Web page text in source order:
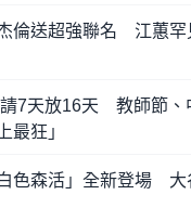
倫送超強聯名 江蕙罕
7天放16天 教師節、
最狂」
色森活」全新登場 大